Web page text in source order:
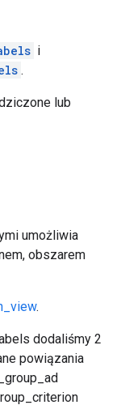
i
.
lub
umożliwia
obszarem
.
dodaliśmy 2
powiązania